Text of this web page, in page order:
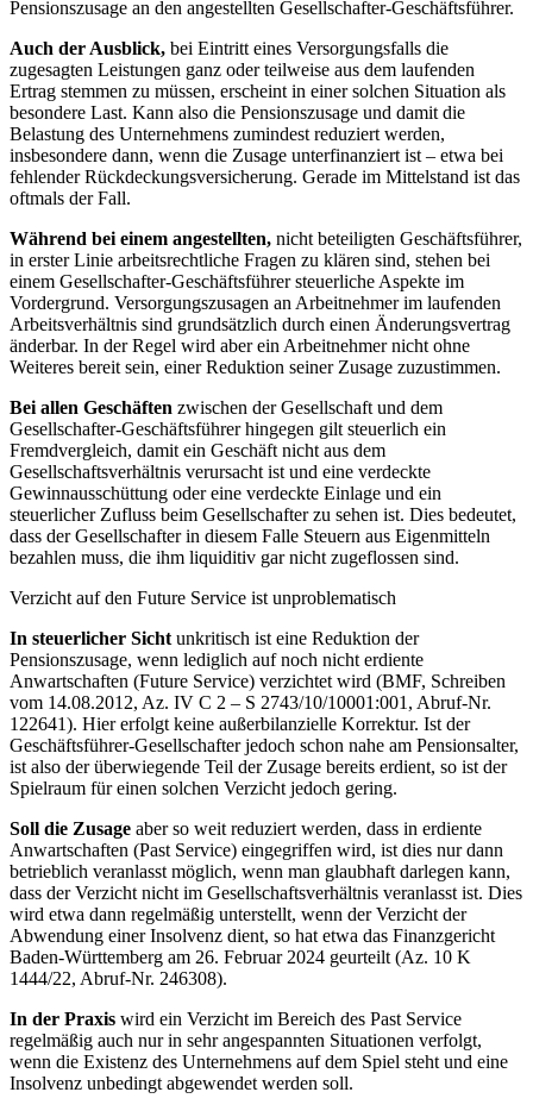
Pensionszusage an den angestellten Gesellschafter-Geschäftsführer.
Auch der Ausblick, bei Eintritt eines Versorgungsfalls die
zugesagten Leistungen ganz oder teilweise aus dem laufenden
Ertrag stemmen zu müssen, erscheint in einer solchen Situation als
besondere Last. Kann also die Pensionszusage und damit die
Belastung des Unternehmens zumindest reduziert werden,
insbesondere dann, wenn die Zusage unterfinanziert ist – etwa bei
fehlender Rückdeckungsversicherung. Gerade im Mittelstand ist das
oftmals der Fall.
Während bei einem angestellten, nicht beteiligten Geschäftsführer,
in erster Linie arbeitsrechtliche Fragen zu klären sind, stehen bei
einem Gesellschafter-Geschäftsführer steuerliche Aspekte im
Vordergrund. Versorgungszusagen an Arbeitnehmerim laufenden
Arbeitsverhältnis sind grundsätzlich durch einen Änderungsvertrag
änderbar. In der Regel wird aber ein Arbeitnehmer nicht ohne
Weiteres bereit sein, einer Reduktion seiner Zusage zuzustimmen.
Bei allen Geschäften zwischen der Gesellschaft und dem
Gesellschafter-Geschäftsführer hingegen gilt steuerlich ein
Fremdvergleich, damit ein Geschäft nicht aus dem
Gesellschaftsverhältnis verursacht ist und eine verdeckte
Gewinnausschüttung oder eine verdeckte Einlage und ein
steuerlicher Zufluss beim Gesellschafter zu sehen ist. Dies bedeutet,
dass der Gesellschafter in diesem Falle Steuern aus Eigenmitteln
bezahlen muss, die ihm liquiditiv gar nicht zugeflossen sind.
Verzicht auf den Future Service ist unproblematisch
In steuerlicher Sicht unkritisch ist eine Reduktion der
Pensionszusage, wenn lediglich auf noch nicht erdiente
Anwartschaften (Future Service) verzichtet wird (BMF, Schreiben
vom 14.08.2012, Az. IV C 2 – S 2743/10/10001:001, Abruf-Nr.
122641). Hier erfolgt keine außerbilanzielle Korrektur. Ist der
Geschäftsführer-Gesellschafter jedoch schon nahe am Pensionsalter,
ist also der überwiegende Teil der Zusage bereits erdient, so ist der
Spielraum für einen solchen Verzicht jedoch gering.
Soll die Zusage aber so weit reduziert werden, dass in erdiente
Anwartschaften (Past Service) eingegriffen wird, ist dies nurdann
betrieblich veranlasst möglich, wenn man glaubhaft darlegen kann,
dass der Verzicht nicht im Gesellschaftsverhältnis veranlasst ist. Dies
wird etwa dann regelmäßig unterstellt, wenn der Verzicht der
Abwendung einer Insolvenz dient, so hat etwa das Finanzgericht
Baden-Württemberg am 26. Februar 2024 geurteilt (Az. 10 K
1444/22, Abruf-Nr. 246308).
In der Praxis wird ein Verzicht im Bereich des Past Service
regelmäßig auch nur in sehr angespannten Situationen verfolgt,
wenn die Existenz des Unternehmens auf dem Spiel steht und eine
Insolvenz unbedingt abgewendet werden soll.